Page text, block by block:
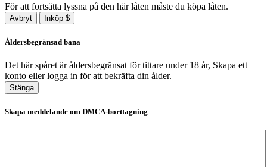
För att fortsätta lyssna på den här låten måste du köpa låten.
Avbryt Inköp $
Åldersbegränsad bana
Det här spåret är åldersbegränsat för tittare under 18 år, Skapa ett
konto eller logga in för att bekräfta din ålder.
Stänga
Skapa meddelande om DMCA-borttagning